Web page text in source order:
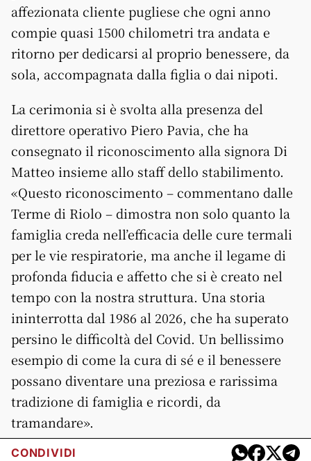
affezionata cliente pugliese che ogni anno
compie quasi 1500 chilometri tra andata e
ritorno per dedicarsi al proprio benessere, da
sola, accompagnata dalla figlia o dai nipoti.
La cerimonia si è svolta alla presenza del
direttore operativo Piero Pavia, che ha
consegnato il riconoscimento alla signora Di
Matteo insieme allo staff dello stabilimento.
«Questo riconoscimento – commentano dalle
Terme di Riolo – dimostra non solo quanto la
famiglia creda nell’efficacia delle cure termali
per le vie respiratorie, ma anche il legame di
profonda fiducia e affetto che si è creato nel
tempo con la nostra struttura. Una storia
ininterrotta dal 1986 al 2026, che ha superato
persino le difficoltà del Covid. Un bellissimo
esempio di come la cura di sé e il benessere
possano diventare una preziosa e rarissima
tradizione di famiglia e ricordi, da
tramandare».
CONDIVIDI